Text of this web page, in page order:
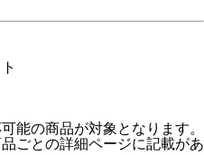
能の商品が対象となります。
ごとの詳細ページに記載があ